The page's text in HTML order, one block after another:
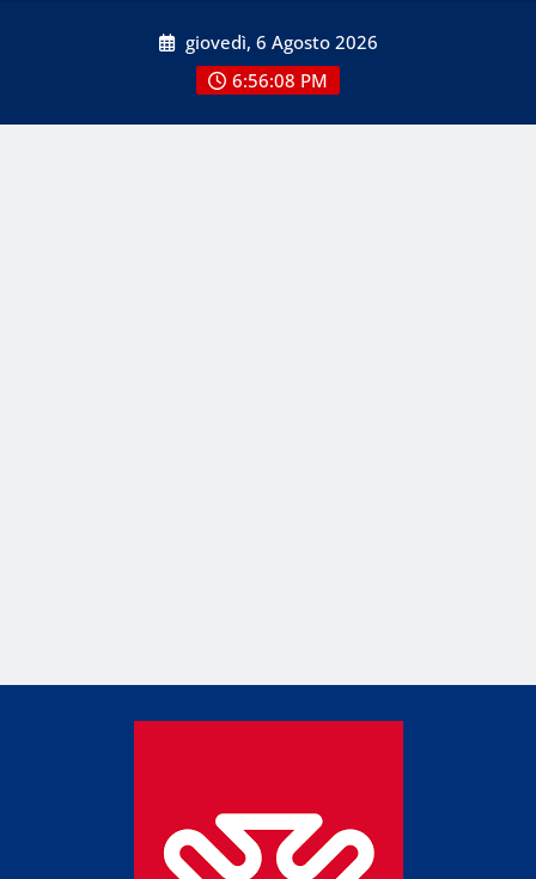
giovedì, 6 Agosto 2026
6:56:09 PM